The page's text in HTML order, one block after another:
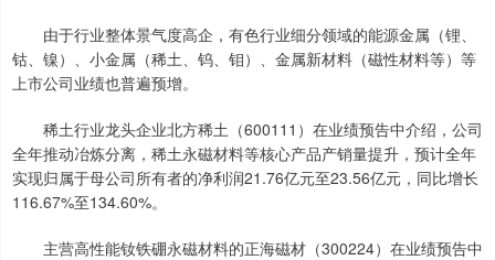
由于行业整体景气度高企，有色行业细分领域的能源金属（锂、
钴、镍）、小金属（稀土、钨、钼）、金属新材料（磁性材料等）等
上市公司业绩也普遍预增。
稀土行业龙头企业北方稀土（600111）在业绩预告中介绍，公司
全年推动冶炼分离，稀土永磁材料等核心产品产销量提升，预计全年
实现归属于母公司所有者的净利润21.76亿元至23.56亿元，同比增长
116.67%至134.60%。
主营高性能钕铁硼永磁材料的正海磁材（300224）在业绩预告中